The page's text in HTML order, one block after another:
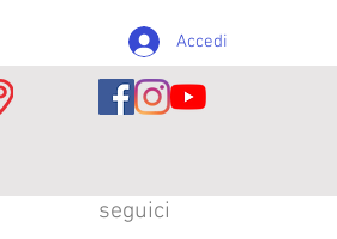
Accedi
seguici